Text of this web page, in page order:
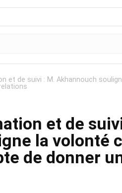
et de suivi : M. Akhannouch
et de
la volonté
de donner